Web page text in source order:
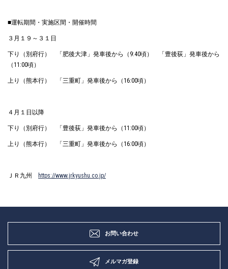
■運転期間・実施区間・開催時間
３月１９～３１日
下り（別府行） 「肥後大津」発車後から（9:40頃） 「豊後荻」発車後から
（11:00頃）
上り（熊本行） 「三重町」発車後から（16:00頃）
４月１日以降
下り（別府行） 「豊後荻」発車後から（11:00頃）
上り（熊本行） 「三重町」発車後から（16:00頃）
ＪＲ九州 https://www.jrkyushu.co.jp/
お問い合わせ
メルマガ登録